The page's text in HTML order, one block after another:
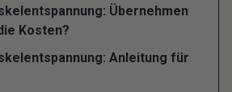
Übernehmen
Kosten?
Anleitung für
werden kann –
inklusive.